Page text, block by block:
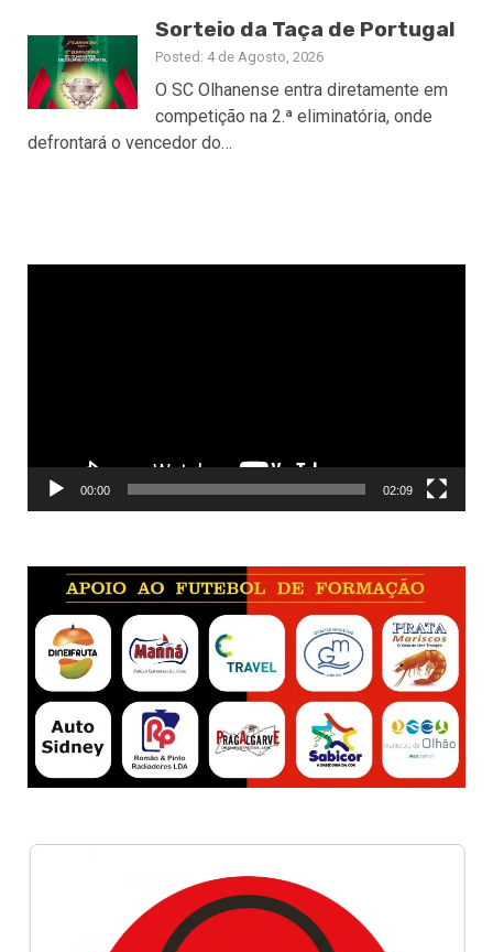
Sorteio da Taça de Portugal
Posted: 4 de Agosto, 2026
O SC Olhanense entra diretamente em
competição na 2.ª eliminatória, onde
defrontará o vencedor do…
00:00 02:09